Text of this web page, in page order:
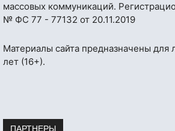
массовых коммуникаций.
№ ФС 77 - 77132 от 20.11.2019
Материалы сайта предназначены для
лет (16+).
ПАРТНЕРЫ